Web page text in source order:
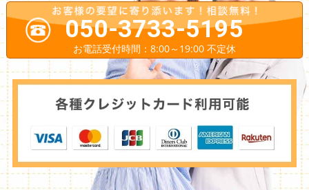
050-3733-5195
お電話受付時間：8:00～19:00 不定休